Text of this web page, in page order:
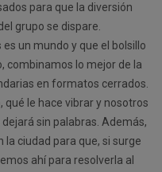
para que la diversión
grupo se dispare.
un mundo y que el bolsillo
combinamos lo mejor de la
en formatos cerrados.
le hace vibrar y nosotros
sin palabras. Además,
ciudad para que, si surge
ahí para resolverla al